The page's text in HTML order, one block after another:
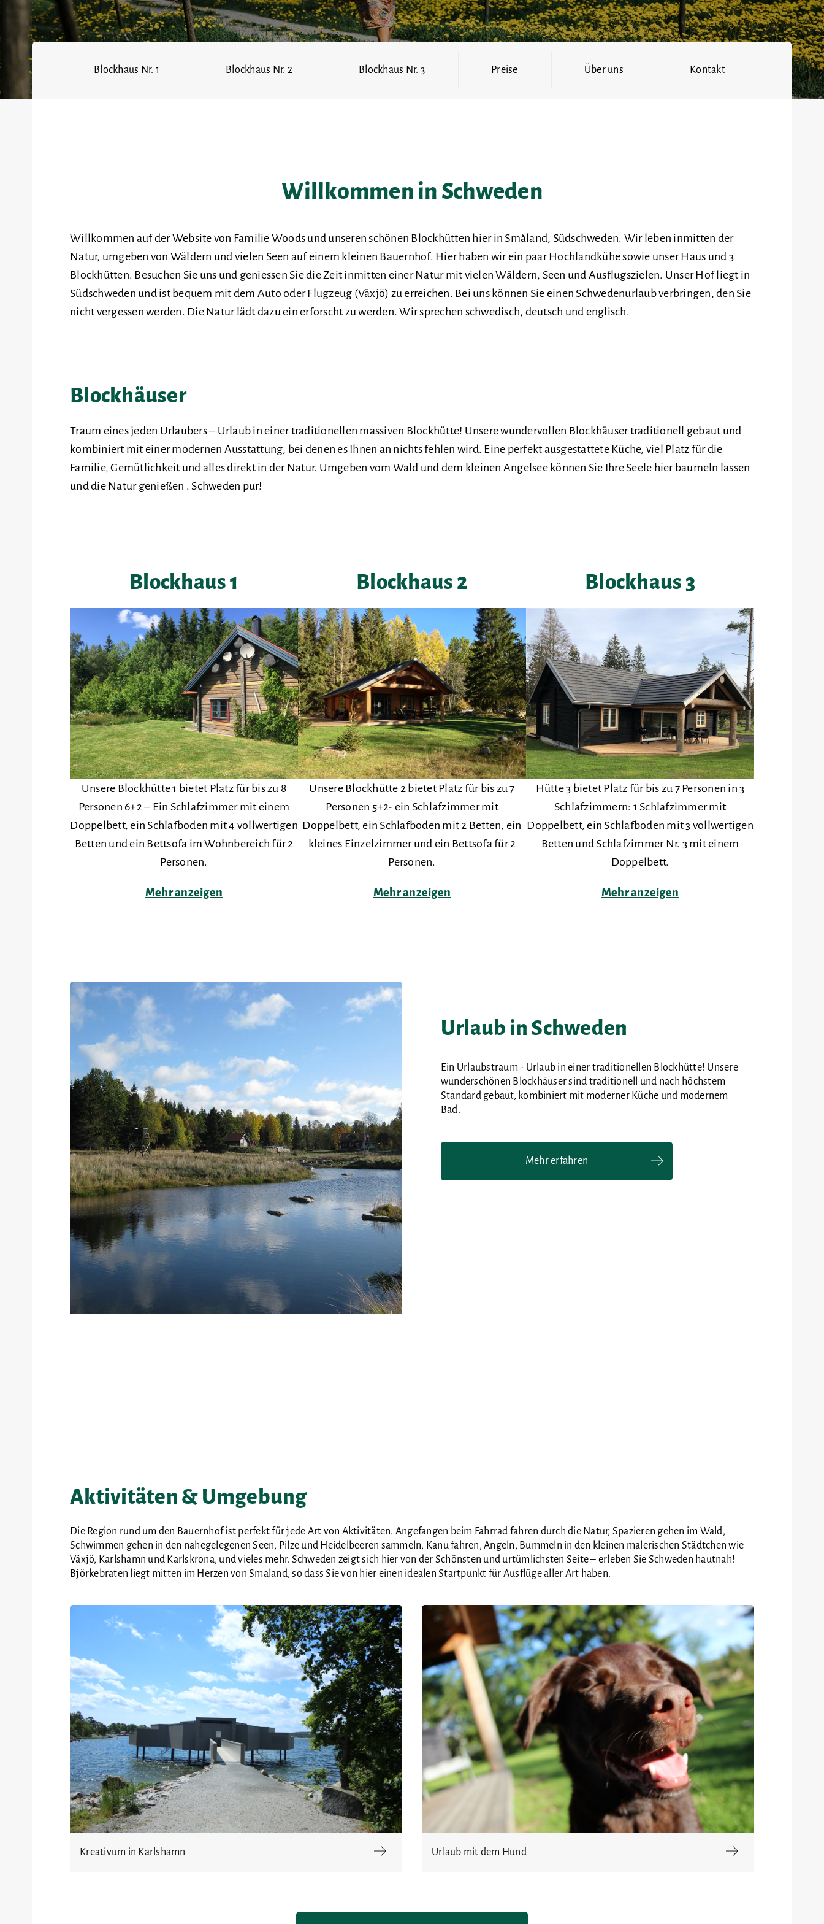
Blockhaus Nr. 1 Blockhaus Nr. 2 Blockhaus Nr. 3 Preise Über uns Kontakt
Willkommen in Schweden
Willkommen auf der Website von Familie Woods und unseren schönen Blockhütten hier in Småland, Südschweden. Wir leben inmitten der
Natur, umgeben von Wäldern und vielen Seen auf einem kleinen Bauernhof. Hier haben wir ein paar Hochlandkühe sowie unser Haus und 3
Blockhütten. Besuchen Sie uns und geniessen Sie die Zeit inmitten einer Natur mit vielen Wäldern, Seen und Ausflugszielen. Unser Hof liegt in
Südschweden und ist bequem mit dem Auto oder Flugzeug (Växjö) zu erreichen. Bei uns können Sie einen Schwedenurlaub verbringen, den Sie
nicht vergessen werden. Die Natur lädt dazu ein erforscht zu werden. Wir sprechen schwedisch, deutsch und englisch.
Blockhäuser
Traum eines jeden Urlaubers – Urlaub in einer traditionellen massiven Blockhütte! Unsere wundervollen Blockhäuser traditionell gebaut und
kombiniert mit einer modernen Ausstattung, bei denen es Ihnen an nichts fehlen wird. Eine perfekt ausgestattete Küche, viel Platz für die
Familie, Gemütlichkeit und alles direkt in der Natur. Umgeben vom Wald und dem kleinen Angelsee können Sie Ihre Seele hier baumeln lassen
und die Natur genießen . Schweden pur!
Blockhaus 1
Unsere Blockhütte 1 bietet Platz für bis zu 8
Personen 6+2 – Ein Schlafzimmer mit einem
Doppelbett, ein Schlafboden mit 4 vollwertigen
Betten und ein Bettsofa im Wohnbereich für 2
Personen.
Mehr anzeigen
Blockhaus 2
Unsere Blockhütte 2 bietet Platz für bis zu 7
Personen 5+2- ein Schlafzimmer mit
Doppelbett, ein Schlafboden mit 2 Betten, ein
kleines Einzelzimmer und ein Bettsofa für 2
Personen.
Mehr anzeigen
Blockhaus 3
Hütte 3 bietet Platz für bis zu 7 Personen in 3
Schlafzimmern: 1 Schlafzimmer mit
Doppelbett, ein Schlafboden mit 3 vollwertigen
Betten und Schlafzimmer Nr. 3 mit einem
Doppelbett.
Mehr anzeigen
Urlaub in Schweden
Ein Urlaubstraum - Urlaub in einer traditionellen Blockhütte! Unsere
wunderschönen Blockhäuser sind traditionell und nach höchstem
Standard gebaut, kombiniert mit moderner Küche und modernem
Bad.
Mehr erfahren
Aktivitäten & Umgebung
Die Region rund um den Bauernhof ist perfekt für jede Art von Aktivitäten. Angefangen beim Fahrrad fahren durch die Natur, Spazieren gehen im Wald,
Schwimmen gehen in den nahegelegenen Seen, Pilze und Heidelbeeren sammeln, Kanu fahren, Angeln, Bummeln in den kleinen malerischen Städtchen wie
Växjö, Karlshamn und Karlskrona, und vieles mehr. Schweden zeigt sich hier von der Schönsten und urtümlichsten Seite – erleben Sie Schweden hautnah!
Björkebraten liegt mitten im Herzen von Smaland, so dass Sie von hier einen idealen Startpunkt für Ausflüge aller Art haben.
Kreativum in Karlshamn Urlaub mit dem Hund